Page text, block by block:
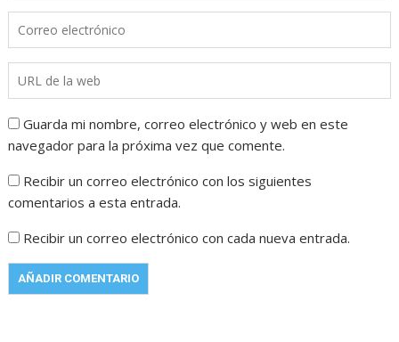
Guarda mi nombre, correo electrónico y web en este
navegador para la próxima vez que comente.
Recibir un correo electrónico con los siguientes
comentarios a esta entrada.
Recibir un correo electrónico con cada nueva entrada.